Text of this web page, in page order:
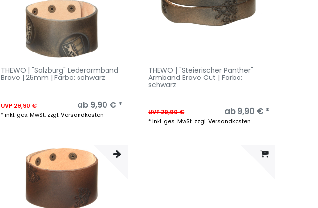
THEWO | "Salzburg" Lederarmband
Brave | 25mm | Farbe: schwarz
UVP 29,90 € ab 9,90 € *
*inkl. ges. MwSt. zzgl.Versandkosten
THEWO | "Steierischer Panther"
Armband Brave Cut | Farbe:
schwarz
UVP 29,90 € ab 9,90 € *
*inkl. ges. MwSt. zzgl.Versandkosten